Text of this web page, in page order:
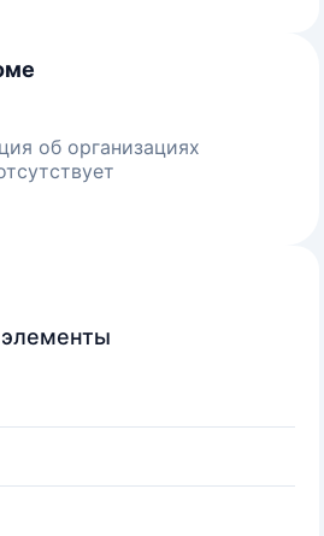
об организациях